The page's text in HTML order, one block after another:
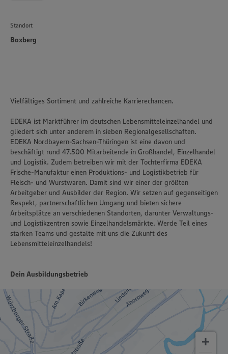
Standort
Boxberg
Vielfältiges Sortiment und zahlreiche Karrierechancen.
EDEKA ist Marktführer im deutschen Lebensmitteleinzelhandel und
gliedert sich unter anderem in sieben Regionalgesellschaften.
EDEKA Nordbayern-Sachsen-Thüringen ist eine davon und
beschäftigt rund 47.500 Mitarbeitende in Großhandel, Einzelhandel
und Logistik. Zudem betreiben wir mit der Tochterfirma EDEKA
Frische-Manufaktur einen Produktions- und Logistikbetrieb für
Fleisch- und Wurstwaren. Damit sind wir einer der größten
Arbeitgeber und Ausbilder der Region. Wir setzen auf gegenseitigen
Respekt, partnerschaftlichen Umgang und bieten sichere
Arbeitsplätze an verschiedenen Standorten, darunter Verwaltungs-
und Logistikzentren sowie Einzelhandelsmärkte. Werde Teil eines
starken Teams und gestalte mit uns die Zukunft des
Lebensmitteleinzelhandels!
Dein Ausbildungsbetrieb